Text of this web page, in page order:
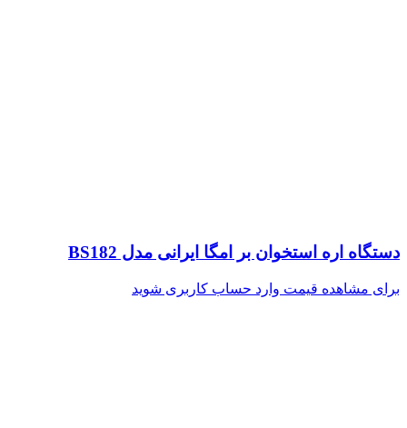
دستگاه اره استخوان بر امگا ایرانی مدل BS182
برای مشاهده قیمت وارد حساب کاربری شوید